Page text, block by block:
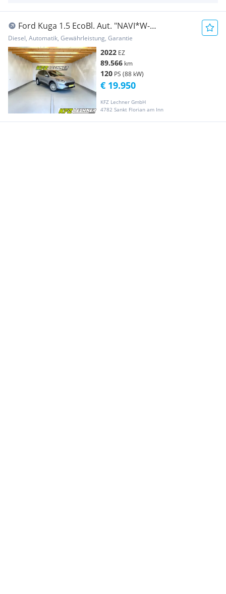
Ford Kuga 1.5 EcoBl. Aut. "NAVI*W-
PAKET*TEMPOMAT"
Diesel, Automatik, Gewährleistung, Garantie
2022 EZ
89.566 km
120 PS (88 kW)
KFZ Lechner GmbH
4782 Sankt Florian am Inn
€ 19.950